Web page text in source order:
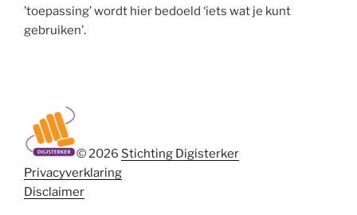
’toepassing’ wordt hier bedoeld ‘iets wat je kunt
gebruiken’.
© 2026 Stichting Digisterker
Privacyverklaring
Disclaimer